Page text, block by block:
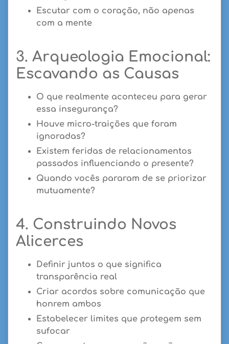
Escutar com o coração, não apenas
com a mente
3. Arqueologia Emocional:
Escavando as Causas
O que realmente aconteceu para gerar
essa insegurança?
Houve micro-traições que foram
ignoradas?
Existem feridas de relacionamentos
passados influenciando o presente?
Quando vocês pararam de se priorizar
mutuamente?
4. Construindo Novos
Alicerces
Definir juntos o que significa
transparência real
Criar acordos sobre comunicação que
honrem ambos
Estabelecer limites que protegem sem
sufocar